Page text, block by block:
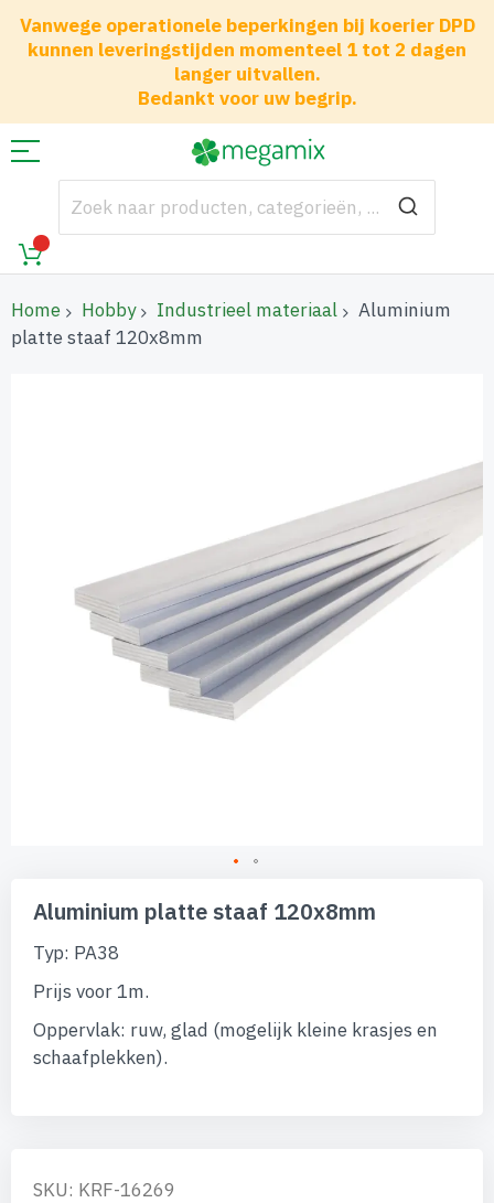
Vanwege operationele beperkingen bij koerier DPD
kunnen leveringstijden momenteel 1 tot 2 dagen
langer uitvallen.
Bedankt voor uw begrip.
Home Hobby Industrieel materiaal
Aluminium
platte staaf 120x8mm
naar
begin
afbeeldingen-
Aluminium platte staaf 120x8mm
Typ: PA38
Prijs voor 1m.
Oppervlak: ruw, glad (mogelijk kleine krasjes en
schaafplekken).
SKU: KRF-16269